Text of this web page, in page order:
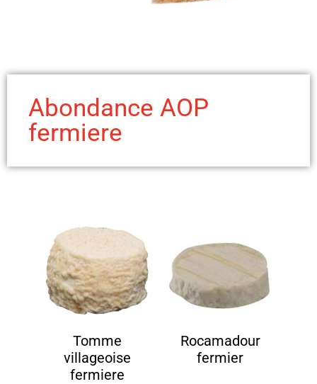
Abondance AOP
fermiere
Tomme
villageoise
fermiere
Rocamadour
fermier